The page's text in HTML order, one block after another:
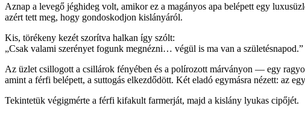
Aznap a levegő jéghideg volt, amikor ez a magányos apa belépett egy
azért tett meg, hogy gondoskodjon kislányáról.
Kis, törékeny kezét szorítva halkan így szólt:
„Csak valami szerényet fogunk megnézni… végül is ma van a születésnapod.”
Az üzlet csillogott a csillárok fényében és a polírozott márványon — egy
amint a férfi belépett, a suttogás elkezdődött. Két eladó egymásra nézett: az
Tekintetük végigmérte a férfi kifakult farmerját, majd a kislány lyukas cipőjét.